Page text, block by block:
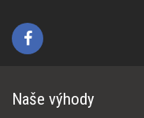
Naše výhody